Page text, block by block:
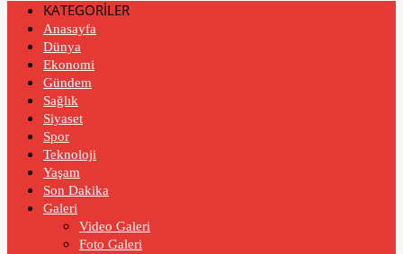
KATEGORİLER
Anasayfa
Dünya
Ekonomi
Gündem
Sağlık
Siyaset
Spor
Teknoloji
Yaşam
Son Dakika
Galeri
Video Galeri
Foto Galeri